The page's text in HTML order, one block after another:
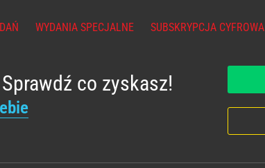
WYDANIA SPECJALNE SUBSKRYPCJA CYFROWA
co zyskasz!